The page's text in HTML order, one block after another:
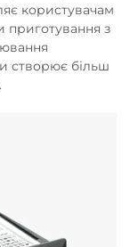
користувачам
приготування з
створює більш